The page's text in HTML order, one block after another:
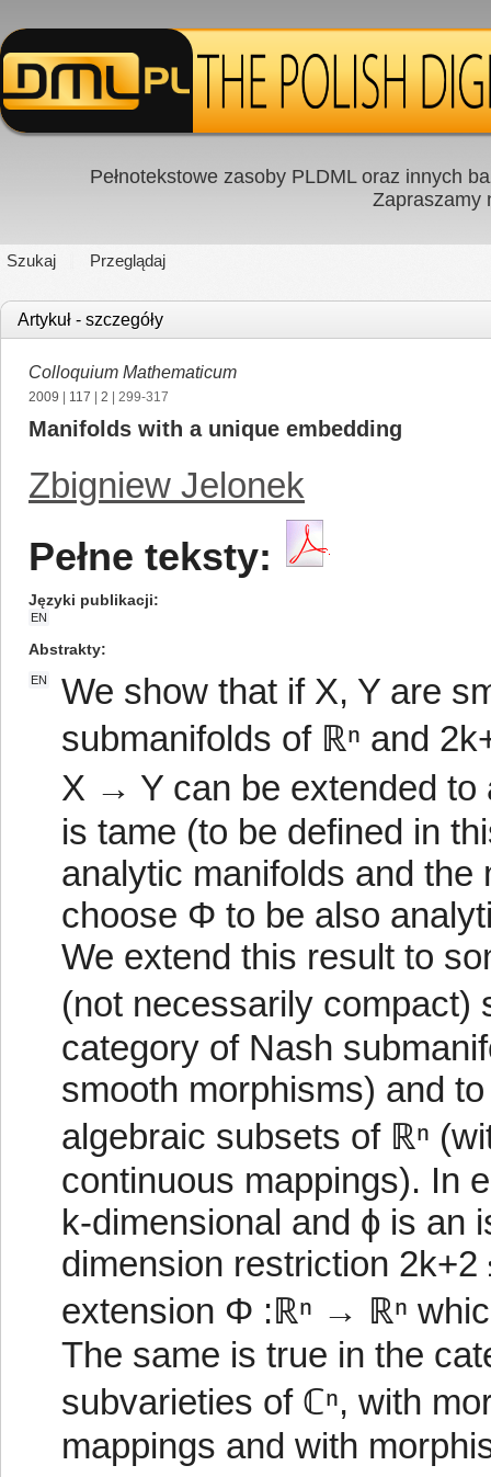
Pełnotekstowe zasoby PLDML oraz innych
Zapraszamy
Szukaj Przeglądaj
Artykuł - szczegóły
Colloquium Mathematicum
2009 117 2 | 299-317
Manifolds with a unique embedding
Zbigniew Jelonek
Pełne teksty:
Języki publikacji
EN
Abstrakty
EN
We show that if X, Y are
submanifolds of ℝⁿ and
X → Y can be extended
is tame (to be defined in
analytic manifolds and
choose Φ to be also
We extend this result to
(not necessarily compact)
category of Nash
smooth morphisms) and
algebraic subsets of ℝⁿ
continuous mappings). In
k-dimensional and ϕ is an
dimension restriction
extension Φ :ℝⁿ → ℝⁿ
The same is true in the
subvarieties of ℂⁿ, with
mappings and with